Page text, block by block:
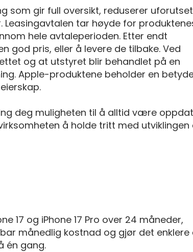
som gir full oversikt, reduserer
tar høyde for
hele avtaleperioden. Etter endt
god pris, eller å levere de tilbake. Ved
og at utstyret blir behandlet på en
Apple-produktene beholder en
deg muligheten til å alltid være
å holde tritt med utviklingen
17 og iPhone 17 Pro over 24 måneder,
månedlig kostnad og gjør det enklere
én gang.